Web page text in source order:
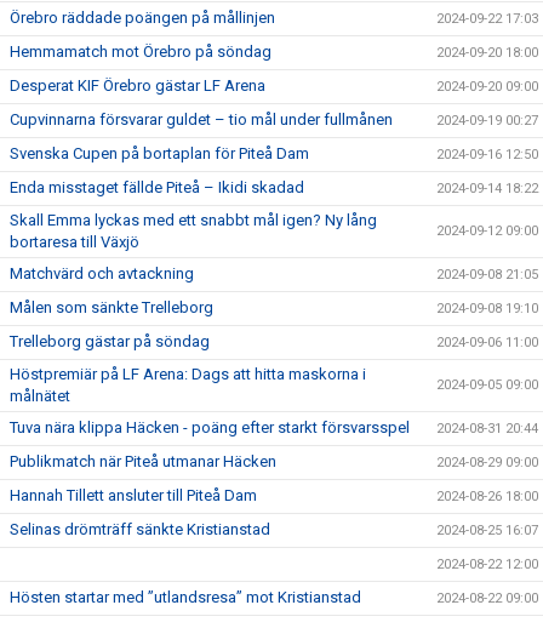
Örebro räddade poängen på mållinjen 2024-09-22 17:03
Hemmamatch mot Örebro på söndag 2024-09-20 18:00
Desperat KIF Örebro gästar LF Arena 2024-09-20 09:00
Cupvinnarna försvarar guldet – tio mål under fullmånen 2024-09-19 00:27
Svenska Cupen på bortaplan för Piteå Dam 2024-09-16 12:50
Enda misstaget fällde Piteå – Ikidi skadad 2024-09-14 18:22
Skall Emma lyckas med ett snabbt mål igen? Ny lång
bortaresa till Växjö
2024-09-12 09:00
Matchvärd och avtackning 2024-09-08 21:05
Målen som sänkte Trelleborg 2024-09-08 19:10
Trelleborg gästar på söndag 2024-09-06 11:00
Höstpremiär på LF Arena: Dags att hitta maskorna i
målnätet
2024-09-05 09:00
Tuva nära klippa Häcken - poäng efter starkt försvarsspel 2024-08-31 20:44
Publikmatch när Piteå utmanar Häcken 2024-08-29 09:00
Hannah Tillett ansluter till Piteå Dam 2024-08-26 18:00
Selinas drömträff sänkte Kristianstad 2024-08-25 16:07
2024-08-22 12:00
Hösten startar med ”utlandsresa” mot Kristianstad 2024-08-22 09:00